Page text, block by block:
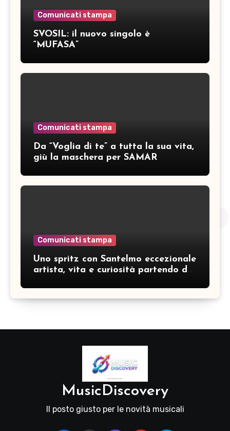
Comunicati stampa
SVOSIL: il nuovo singolo è
“MUFASA”
Comunicati stampa
Da “Voglia di te” a tutta la sua vita,
giù la maschera per SAMAR
Comunicati stampa
Uno spritz con Santelmo eccezionale
artista, vita e curiosità partendo da
MusicDiscovery
Il posto giusto per le novità musicali